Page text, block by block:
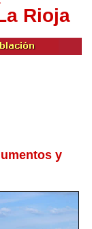
Rioja
y